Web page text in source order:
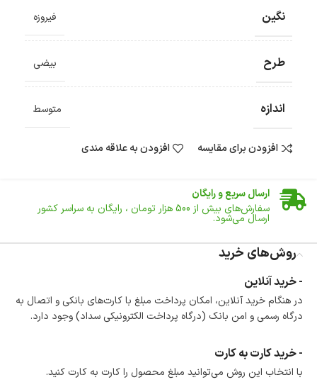
نگین فیروزه
طرح بیضی
اندازه متوسط
افزودن برای مقایسه افزودن به علاقه مندی
ضمانت اصالت کالا
ارسال سریع و رایگان
سفارش‌های بیش از 500 هزار تومان ، رایگان به سراسر کشور
ارسال می‌شود.
تا 14 روز پس از تحویل کالا می‌توانید آن را برگشت دهید.
امکان پرداخت در محل
در هنگام خرید محصول، امکان انتخاب پرداخت در محل
وجود دارد.
امکان پرداخت اقساطی
است.
ضمانت اصالت کالا
گارانتی معتبر برای تمامی محصولات ارائه می‌شود.
روش‌های خرید
- خرید آنلاین
در هنگام خرید آنلاین، امکان پرداخت مبلغ با کارت‌های بانکی و اتصال به
درگاه رسمی و امن بانک (درگاه پرداخت الکترونیکی سداد) وجود دارد.
- خرید کارت به کارت
با انتخاب این روش می‌توانید مبلغ محصول را کارت به کارت کنید.